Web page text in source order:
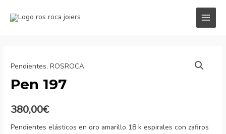
MAIN
Pendientes,ROSROCA
Pen 197
380,00€
Pendientes elásticos en oro amarillo 18 k espirales con zafiros